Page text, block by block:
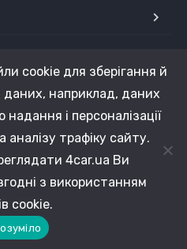
Усі права захищені.
cookie для зберігання й
наприклад, даних
і персоналізації
трафіку сайту.
4car.ua Ви
з використанням
cookie.